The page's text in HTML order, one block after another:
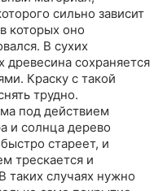
сильно зависит
которых оно
В сухих
сохраняется
Краску с такой
трудно.
под действием
и солнца дерево
стареет, и
трескается и
таких случаях нужно